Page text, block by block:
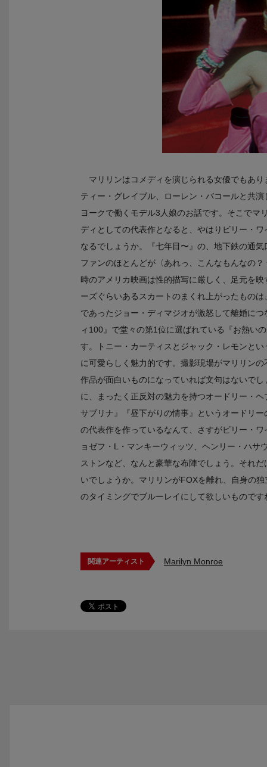
マリリンはコメディを演じられる女優でもあ
ティー・グレイブル、ローレン・バコールと共
ヨークで働くモデル3人娘のお話です。そこでマ
ディとしての代表作となると、やはりビリー・
なるでしょうか。『七年目〜』の、地下鉄の通
ファンのほとんどが〈あれっ、こんなもんなの
時のアメリカ映画は性的描写に厳しく、足元を
ーズぐらいあるスカートのまくれ上がったもの
であったジョー・ディマジオが激怒して離婚に
ィ100』で堂々の第1位に選ばれている『お熱い
す。トニー・カーティスとジャック・レモンと
に可愛らしく魅力的です。撮影現場がマリリン
作品が面白いものになっていれば文句はないで
に、まったく正反対の魅力を持つオードリー・
サブリナ』『昼下がりの情事』というオードリ
の代表作を作っているなんて、さすがビリー・
ョゼフ・L・マンキーウィッツ、ヘンリー・ハ
ストンなど、なんと豪華な布陣でしょう。それ
いでしょうか。マリリンがFOXを離れ、自身の
のタイミングでブルーレイにして欲しいものです
関連アーティスト Marilyn Monroe